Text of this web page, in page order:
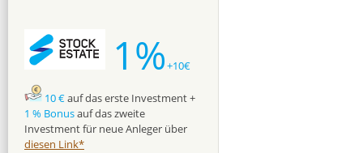
1%+10€
10 €auf das erste Investment +
1 % Bonusauf das zweite
Investment für neue Anleger über
diesen Link*